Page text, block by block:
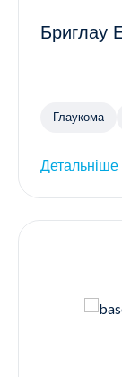
Бриглау
Глаукома
Детальніше